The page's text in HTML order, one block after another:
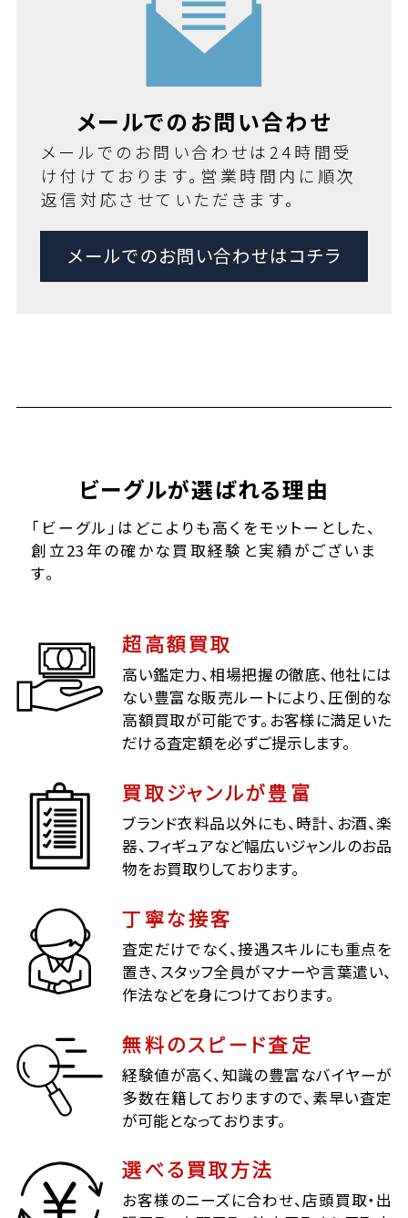
メールでのお問い合わせ
メールでのお問い合わせは24時間受
け付けております。営業時間内に順次
返信対応させていただきます。
メールでのお問い合わせはコチラ
ビーグルが選ばれる理由
「ビーグル」はどこよりも高くをモットーとした、
創立23年の確かな買取経験と実績がございま
す。
超高額買取
高い鑑定力、相場把握の徹底、他社には
ない豊富な販売ルートにより、圧倒的な
高額買取が可能です。お客様に満足いた
だける査定額を必ずご提示します。
買取ジャンルが豊富
ブランド衣料品以外にも、時計、お酒、楽
器、フィギュアなど幅広いジャンルのお品
物をお買取りしております。
丁寧な接客
査定だけでなく、接遇スキルにも重点を
置き、スタッフ全員がマナーや言葉遣い、
作法などを身につけております。
無料のスピード査定
経験値が高く、知識の豊富なバイヤーが
多数在籍しておりますので、素早い査定
が可能となっております。
選べる買取方法
お客様のニーズに合わせ、店頭買取・出